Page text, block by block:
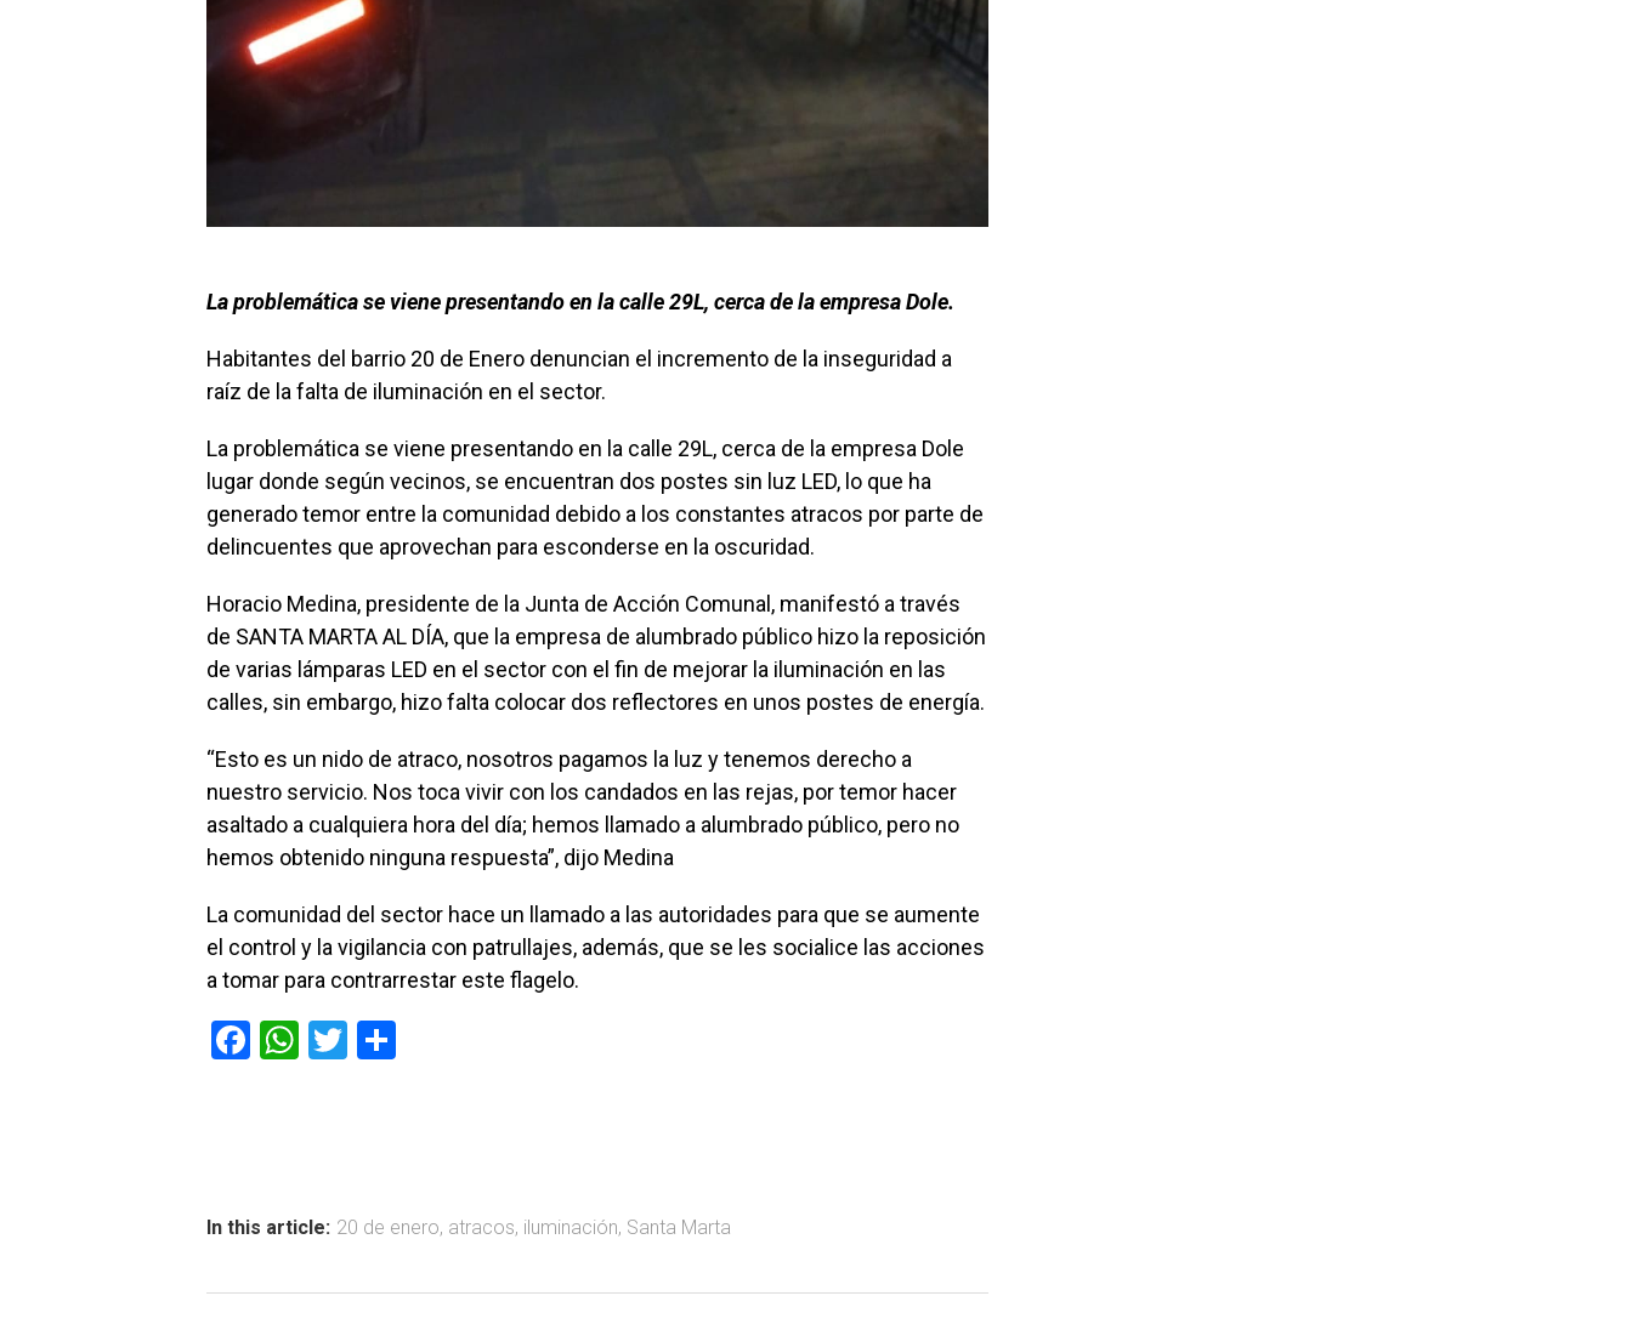
La problemática se viene presentando en la calle 29L, cerca de la empresa Dole.
Habitantes del barrio 20 de Enero denuncian el incremento de la inseguridad a
raíz de la falta de iluminación en el sector.
La problemática se viene presentando en la calle 29L, cerca de la empresa Dole
lugar donde según vecinos, se encuentran dos postes sin luz LED, lo que ha
generado temor entre la comunidad debido a los constantes atracos por parte de
delincuentes que aprovechan para esconderse en la oscuridad.
Horacio Medina, presidente de la Junta de Acción Comunal, manifestó a través
de SANTA MARTA AL DÍA, que la empresa de alumbrado público hizo la reposición
de varias lámparas LED en el sector con el fin de mejorar la iluminación en las
calles, sin embargo, hizo falta colocar dos reflectores en unos postes de energía.
“Esto es un nido de atraco, nosotros pagamos la luz y tenemos derecho a
nuestro servicio. Nos toca vivir con los candados en las rejas, por temor hacer
asaltado a cualquiera hora del día; hemos llamado a alumbrado público, pero no
hemos obtenido ninguna respuesta”, dijo Medina
La comunidad del sector hace un llamado a las autoridades para que se aumente
el control y la vigilancia con patrullajes, además, que se les socialice las acciones
a tomar para contrarrestar este flagelo.
F
ok
W
p
T
tir
In this article: 20 de enero, atracos, iluminación, Santa Marta